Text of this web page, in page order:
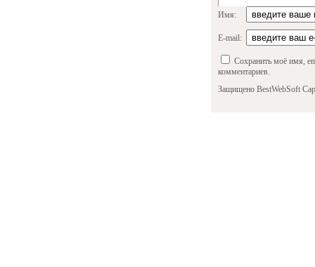
Имя:
E-mail:
Сохранить моё имя,
комментариев.
Защищено BestWebSoft